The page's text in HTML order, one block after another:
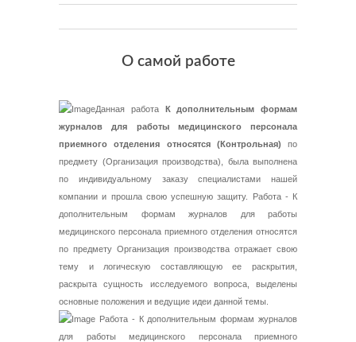
О самой работе
Данная работа К дополнительным формам
журналов для работы медицинского персонала
приемного отделения относятся (Контрольная) по
предмету (Организация производства), была выполнена
по индивидуальному заказу специалистами нашей
компании и прошла свою успешную защиту. Работа - К
дополнительным формам журналов для работы
медицинского персонала приемного отделения относятся
по предмету Организация производства отражает свою
тему и логическую составляющую ее раскрытия,
раскрыта сущность исследуемого вопроса, выделены
основные положения и ведущие идеи данной темы.
Работа - К дополнительным формам журналов
для работы медицинского персонала приемного